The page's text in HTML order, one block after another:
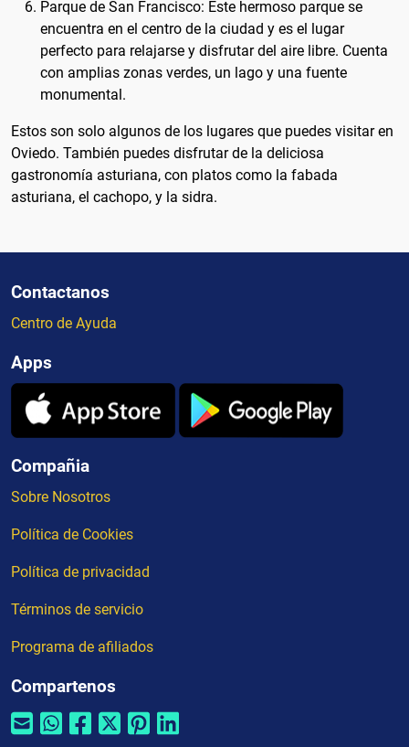
Parque de San Francisco: Este hermoso parque se
encuentra en el centro de la ciudad y es el lugar
perfecto para relajarse y disfrutar del aire libre. Cuenta
con amplias zonas verdes, un lago y una fuente
monumental.
Estos son solo algunos de los lugares que puedes visitar en
Oviedo. También puedes disfrutar de la deliciosa
gastronomía asturiana, con platos como la fabada
asturiana, el cachopo, y la sidra.
Contactanos
Centro de Ayuda
Apps
Compañia
Sobre Nosotros
Política de Cookies
Política de privacidad
Términos de servicio
Programa de afiliados
Compartenos